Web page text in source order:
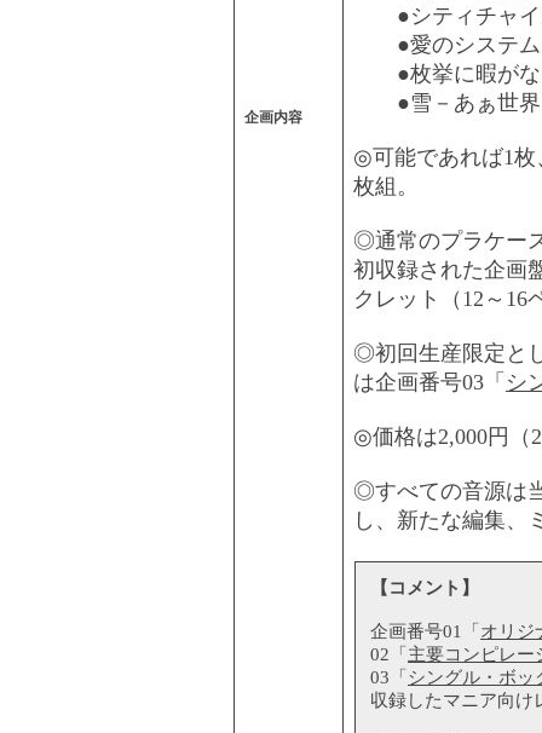
企画内容
●シティチャイル
●愛のシステム
●枚挙に暇がな
●雪－あぁ世界は
◎可能であれば1枚
枚組。
◎通常のプラケー
初収録された企画
クレット（12～16
◎初回生産限定と
は企画番号03「 シ
◎価格は2,000円（
◎すべての音源は
し、新たな編集、
【コメント】
企画番号01「 オリジ
02「 主要コンピレー
03「 シングル・ボッ
収録したマニア向け